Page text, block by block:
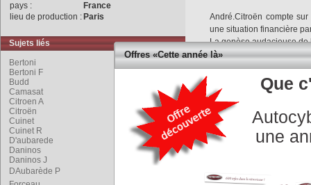
pays :
France
lieu de production : Paris
Sujets liés
Bertoni
Bertoni F
Budd
Camasat
Citroen A
Citroën
Cuinet
Cuinet R
D'aubarede
Daninos
Daninos J
DAubarède P
André.Citroën compte
une situation financière
La genèse audacieuse
esprits novateurs, le
et le styliste Flaminio
quitte
recommande à A. Citroën
En un an, les hommes
elle doit sa célébrité aux
Maurice
met au
pas employé en série),
accompagné dans
Offres «Cette année là»
Que
une